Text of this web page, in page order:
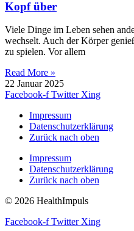
Kopf über
Viele Dinge im Leben sehen
wechselt. Auch der Körper
zu spielen. Vor allem
Read More »
22 Januar 2025
Facebook-f Twitter Xing
Impressum
Datenschutzerklärung
Zurück nach oben
Impressum
Datenschutzerklärung
Zurück nach oben
© 2026 HealthImpuls
Facebook-f Twitter Xing